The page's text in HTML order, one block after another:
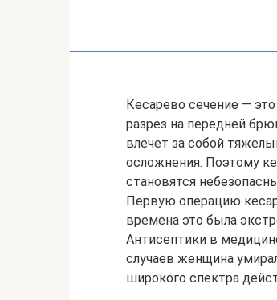
Кесарево сечение —
разрез на передней
влечет за собой
осложнения. Поэтому
становятся
Первую операцию
времена это была
Антисептики в
случаев женщина
широкого спектра